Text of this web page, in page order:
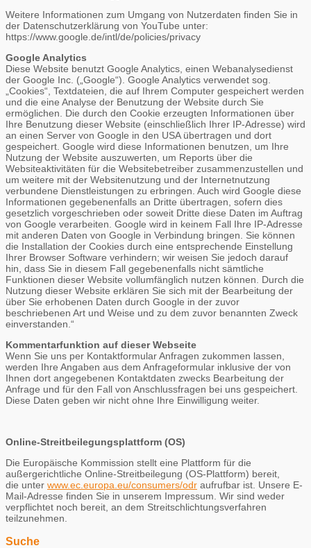
Weitere Informationen zum Umgang von Nutzerdaten finden Sie in
der Datenschutzerklärung von YouTube unter:
https://www.google.de/intl/de/policies/privacy
Google Analytics
Diese Website benutzt Google Analytics, einen Webanalysedienst
der Google Inc. („Google“). Google Analytics verwendet sog.
„Cookies“, Textdateien, die auf Ihrem Computer gespeichert werden
und die eine Analyse der Benutzung der Website durch Sie
ermöglichen. Die durch den Cookie erzeugten Informationen über
Ihre Benutzung dieser Website (einschließlich Ihrer IP-Adresse) wird
an einen Server von Google in den USA übertragen und dort
gespeichert. Google wird diese Informationen benutzen, um Ihre
Nutzung der Website auszuwerten, um Reports über die
Websiteaktivitäten für die Websitebetreiber zusammenzustellen und
um weitere mit der Websitenutzung und der Internetnutzung
verbundene Dienstleistungen zu erbringen. Auch wird Google diese
Informationen gegebenenfalls an Dritte übertragen, sofern dies
gesetzlich vorgeschrieben oder soweit Dritte diese Daten im Auftrag
von Google verarbeiten. Google wird in keinem Fall Ihre IP-Adresse
mit anderen Daten von Google in Verbindung bringen. Sie können
die Installation der Cookies durch eine entsprechende Einstellung
Ihrer Browser Software verhindern; wir weisen Sie jedoch darauf
hin, dass Sie in diesem Fall gegebenenfalls nicht sämtliche
Funktionen dieser Website vollumfänglich nutzen können. Durch die
Nutzung dieser Website erklären Sie sich mit der Bearbeitung der
über Sie erhobenen Daten durch Google in der zuvor
beschriebenen Art und Weise und zu dem zuvor benannten Zweck
einverstanden.“
Kommentarfunktion auf dieser Webseite
Wenn Sie uns per Kontaktformular Anfragen zukommen lassen,
werden Ihre Angaben aus dem Anfrageformular inklusive der von
Ihnen dort angegebenen Kontaktdaten zwecks Bearbeitung der
Anfrage und für den Fall von Anschlussfragen bei uns gespeichert.
Diese Daten geben wir nicht ohne Ihre Einwilligung weiter.
Online-Streitbeilegungsplattform (OS)
Die Europäische Kommission stellt eine Plattform für die
außergerichtliche Online-Streitbeilegung (OS-Plattform) bereit,
die unter www.ec.europa.eu/consumers/odr aufrufbar ist. Unsere E-
Mail-Adresse finden Sie in unserem Impressum. Wir sind weder
verpflichtet noch bereit, an dem Streitschlichtungsverfahren
teilzunehmen.
Suche